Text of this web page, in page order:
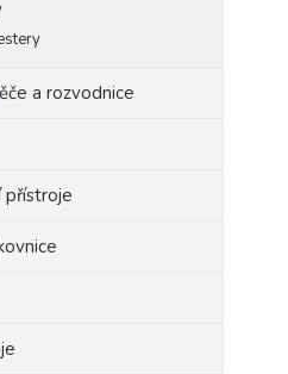
a rozvodnice
přístroje